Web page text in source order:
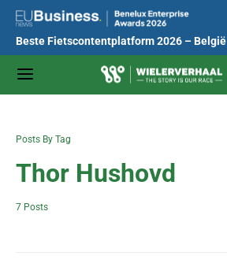
Beste Fietscontentplatform 2026 – België
Posts By Tag
Thor Hushovd
7 Posts